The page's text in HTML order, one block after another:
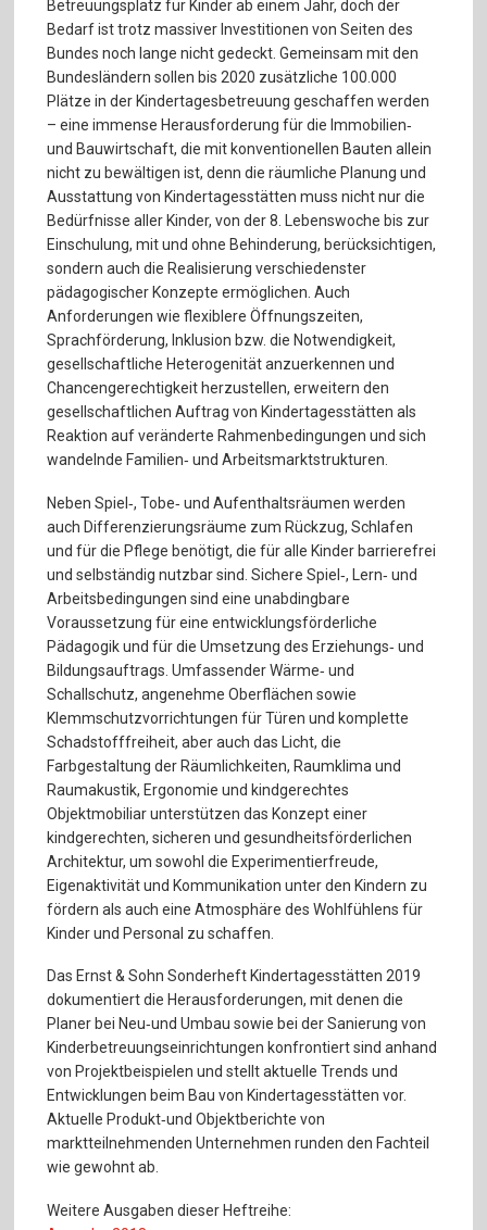
Betreuungsplatz für Kinder ab einem Jahr, doch der
Bedarf ist trotz massiver Investitionen von Seiten des
Bundes noch lange nicht gedeckt. Gemeinsam mit den
Bundesländern sollen bis 2020 zusätzliche 100.000
Plätze in der Kindertagesbetreuung geschaffen werden
– eine immense Herausforderung für die Immobilien‐
und Bauwirtschaft, die mit konventionellen Bauten allein
nicht zu bewältigen ist, denn die räumliche Planung und
Ausstattung von Kindertagesstätten muss nicht nur die
Bedürfnisse aller Kinder, von der 8. Lebenswoche bis zur
Einschulung, mit und ohne Behinderung, berücksichtigen,
sondern auch die Realisierung verschiedenster
pädagogischer Konzepte ermöglichen. Auch
Anforderungen wie flexiblere Öffnungszeiten,
Sprachförderung, Inklusion bzw. die Notwendigkeit,
gesellschaftliche Heterogenität anzuerkennen und
Chancengerechtigkeit herzustellen, erweitern den
gesellschaftlichen Auftrag von Kindertagesstätten als
Reaktion auf veränderte Rahmenbedingungen und sich
wandelnde Familien‐ und Arbeitsmarktstrukturen.
Neben Spiel‐, Tobe‐ und Aufenthaltsräumen werden
auch Differenzierungsräume zum Rückzug, Schlafen
und für die Pflege benötigt, die für alle Kinder barrierefrei
und selbständig nutzbar sind. Sichere Spiel‐, Lern‐ und
Arbeitsbedingungen sind eine unabdingbare
Voraussetzung für eine entwicklungsförderliche
Pädagogik und für die Umsetzung des Erziehungs‐ und
Bildungsauftrags. Umfassender Wärme‐ und
Schallschutz, angenehme Oberflächen sowie
Klemmschutzvorrichtungen für Türen und komplette
Schadstofffreiheit, aber auch das Licht, die
Farbgestaltung der Räumlichkeiten, Raumklima und
Raumakustik, Ergonomie und kindgerechtes
Objektmobiliar unterstützen das Konzept einer
kindgerechten, sicheren und gesundheitsförderlichen
Architektur, um sowohl die Experimentierfreude,
Eigenaktivität und Kommunikation unter den Kindern zu
fördern als auch eine Atmosphäre des Wohlfühlens für
Kinder und Personal zu schaffen.
Das Ernst & Sohn Sonderheft Kindertagesstätten 2019
dokumentiert die Herausforderungen, mit denen die
Planer bei Neu‐und Umbau sowie bei der Sanierung von
Kinderbetreuungseinrichtungen konfrontiert sind anhand
von Projektbeispielen und stellt aktuelle Trends und
Entwicklungen beim Bau von Kindertagesstätten vor.
Aktuelle Produkt‐und Objektberichte von
marktteilnehmenden Unternehmen runden den Fachteil
wie gewohnt ab.
Weitere Ausgaben dieser Heftreihe: